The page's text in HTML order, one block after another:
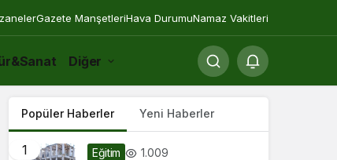
Gazete ManşetleriHava DurumuNamaz Vakitleri
Diğer
Popüler Haberler Yeni Haberler
1 Eğitim 1.009